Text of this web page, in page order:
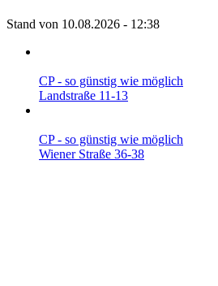
Stand von 10.08.2026 - 12:38
CP - so günstig wie möglich
Landstraße 11-13
CP - so günstig wie möglich
Wiener Straße 36-38